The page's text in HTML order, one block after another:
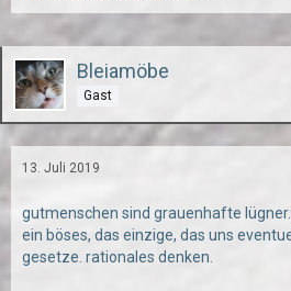
Bleiamöbe
Gast
13. Juli 2019
gutmenschen sind grauenhafte
ein böses, das einzige, das uns
gesetze. rationales denken.